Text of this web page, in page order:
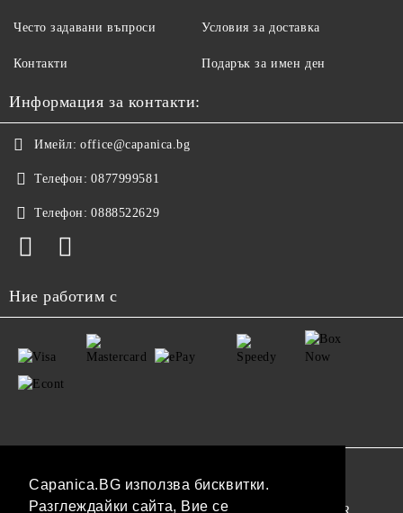
Capanica.BG използва бисквитки.
Разглеждайки сайта, Вие се
Често задавани въпроси
Контакти
Условия за доставка
Подарък за имен ден
Информация за контакти:
Имейл: office@capanica.bg
Телефон: 0877999581
Телефон: 0888522629
Ние работим с